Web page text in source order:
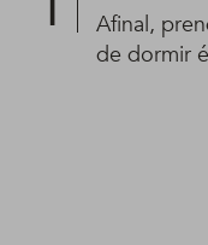
Afinal,
de dormir